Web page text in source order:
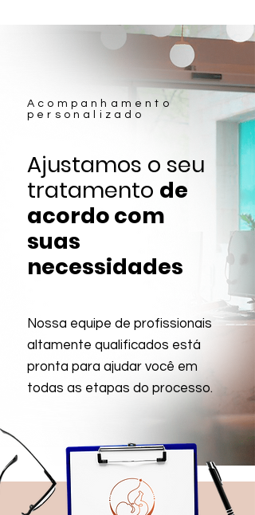
Nossa equipe de profissionais
altamente qualificados está
pronta para ajudar você em
todas as etapas do processo.
Ajustamos o seu
tratamento de
acordo com
suas
necessidades
Acompanhamento
personalizado